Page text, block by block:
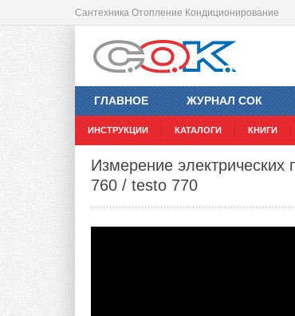
Сантехника Отопление Кондиционирование
ГЛАВНОЕ ЖУРНАЛ СОК
ИНСТРУКЦИИ КАТАЛОГИ КНИГИ
Измерение
760 / testo 770